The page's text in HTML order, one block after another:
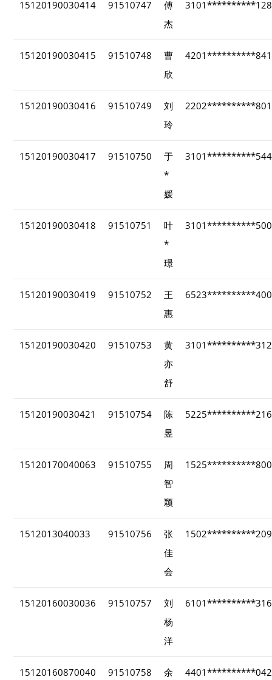
15120190030414 91510747
傅
杰
15120190030415 91510748
曹
欣
15120190030416 91510749
刘
玲
15120190030417 91510750
于
*
媛
15120190030418 91510751
叶
*
璟
15120190030419 91510752
王
惠
15120190030420 91510753
黄
亦
舒
15120190030421 91510754
陈
昱
15120170040063 91510755
周
智
颖
1512013040033 91510756
张
佳
会
15120160030036 91510757
刘
杨
洋
15120160870040 91510758
余